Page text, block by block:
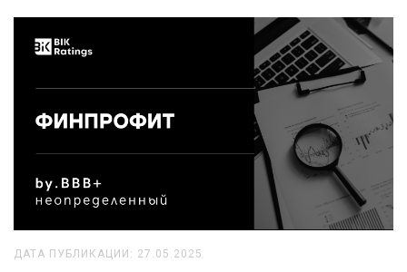
ДАТА ПУБЛИКАЦИИ: 27.05.2025